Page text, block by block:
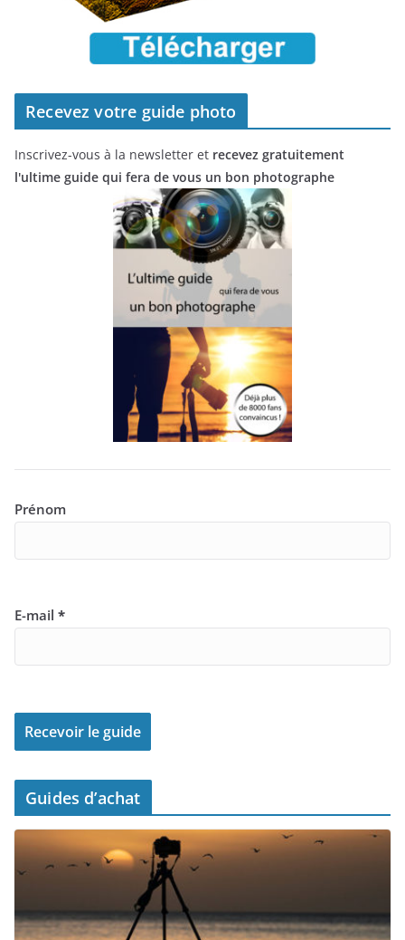
Recevez votre guide photo
Inscrivez-vous à la newsletter et recevez gratuitement
l'ultime guide qui fera de vous un bon photographe
Prénom
E-mail *
Guides d’achat